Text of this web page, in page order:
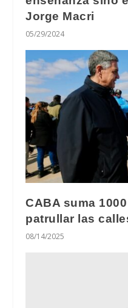
Jorge Macri
05/29/2024
CABA suma
patrullar las
08/14/2025